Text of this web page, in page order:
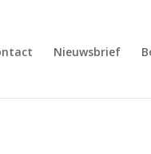
Nieuwsbrief